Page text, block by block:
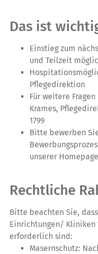
Das ist
Einstieg zum
und Teilzeit
Pflegedirektion
Für weitere
Krames,
1799
Bitte bewerben
unserer
Rechtliche
Bitte beachten Sie,
Einrichtungen/ Kliniken
erforderlich sind:
Masernschutz: